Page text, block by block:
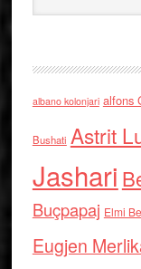
albano kolonjari alfons
Bushati Astrit
Jashari
Buçpapaj Elmi
Eugjen